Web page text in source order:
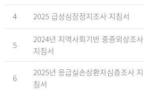
4 2025 급성심장정지조사 지침서
5
2024년 지역사회기반 중증외상조사
지침서
6
2025년 응급실손상환자심층조사 지
침서